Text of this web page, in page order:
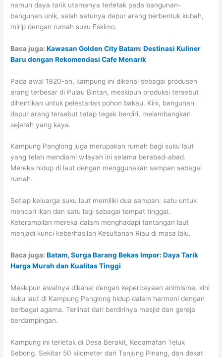
namun daya tarik utamanya terletak pada bangunan-
bangunan unik, salah satunya dapur arang berbentuk kubah,
mirip dengan rumah suku Eskimo.
Baca juga:Kawasan Golden City Batam: Destinasi Kuliner
Baru dengan Rekomendasi Cafe Menarik
Pada awal 1920-an, kampung ini dikenal sebagai produsen
arang terbesar di Pulau Bintan, meskipun produksi tersebut
dihentikan untuk pelestarian pohon bakau. Kini, bangunan
dapur arang tersebut tetap tegak berdiri, melambangkan
sejarah yang kaya.
Kampung Panglong juga merupakan rumah bagi suku laut
yang telah mendiami wilayah ini selama berabad-abad.
Mereka hidup di laut dengan menggunakan sampan sebagai
rumah.
Setiap keluarga suku laut memiliki dua sampan: satu untuk
mencari ikan dan satu lagi sebagai tempat tinggal.
Keterampilan mereka dalam menghadapi tantangan laut
menjadi kunci keberhasilan Kesultanan Riau di masa lalu.
Baca juga:Batam, Surga Barang Bekas Impor: Daya Tarik
Harga Murah dan Kualitas Tinggi
Meskipun awalnya dikenal dengan kepercayaan animisme, kini
suku laut di Kampung Panglong hidup dalam harmoni dengan
berbagai agama. Terlihat dari berdirinya masjid dan gereja
berdampingan.
Kampung ini terletak di Desa Berakit, Kecamatan Teluk
Sebong. Sekitar 50 kilometer dari Tanjung Pinang, dan dekat